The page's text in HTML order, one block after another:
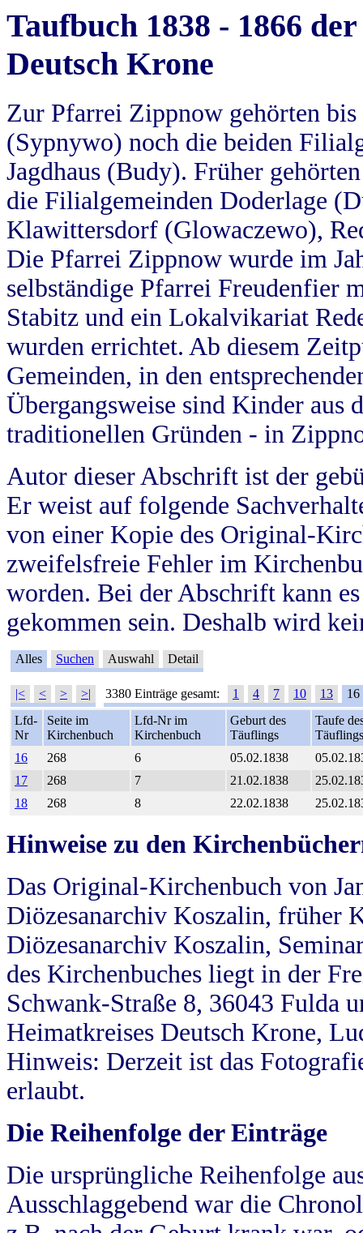
Taufbuch 1838 - 1866
Deutsch Krone
Zur Pfarrei Zippnow gehörten
(Sypnywo) noch die beiden
Jagdhaus (Budy). Früher
die Filialgemeinden Doderlage
Klawittersdorf (Glowaczewo),
Die Pfarrei Zippnow wurde im
selbständige Pfarrei Freudenfier
Stabitz und ein Lokalvikariat
wurden errichtet. Ab diesem
Gemeinden, in den
Übergangsweise sind Kinder aus
traditionellen Gründen - in
Autor dieser Abschrift ist der
Er weist auf folgende
von einer Kopie des Original-
zweifelsfreie Fehler im
worden. Bei der Abschrift kann
gekommen sein. Deshalb wird
Alles Suchen Auswahl Detail
|< < > >| 3380 Einträge gesamt: 1 4 7 10 13
16
Lfd-
Nr
Seite im
Kirchenbuch
Lfd-Nr im
Kirchenbuch
Geburt des
Täuflings
Taufe
Täuflings
16
268 6 05.02.1838
17
268 7 21.02.1838
18
268 8 22.02.1838
Hinweise zu den
Das Original-Kirchenbuch von
Diözesanarchiv Koszalin, früher
Diözesanarchiv Koszalin,
des Kirchenbuches liegt in der
Schwank-Straße 8, 36043 Fulda
Heimatkreises Deutsch Krone,
Hinweis: Derzeit ist das
erlaubt.
Die Reihenfolge der Einträge
Die ursprüngliche Reihenfolge
Ausschlaggebend war die